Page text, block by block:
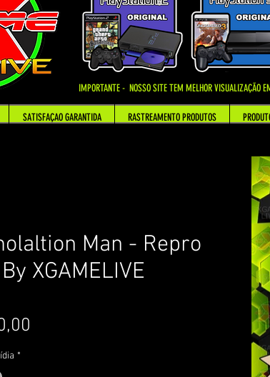
Man - Repro
XGAMELIVE
*
IMPORTANTE - NOSSO SITE TEM MELHOR VISUALIZAÇÃO
SATISFAÇAO GARANTIDA RASTREAMENTO PRODUTOS